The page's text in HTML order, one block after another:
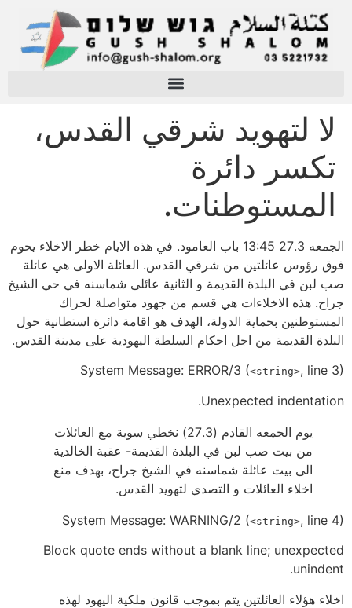
لا لتهويد شرقي القدس،
تكسر دائرة
المستوطنات.
الجمعه 27.3 13:45 باب العامود. في هذه الايام خطر الاخلاء يحوم
فوق رؤوس عائلتين من شرقي القدس. العائلة الاولى هي عائلة
صب لبن في البلدة القديمة و الثانية عائلى شماسنه في حي الشيخ
جراح. هذه الاخلاءات هي قسم من جهود متواصلة لحراك
المستوطنين بحماية الدولة، الهدف هو اقامة دائرة استطانية حول
البلدة القديمة من اجل احكام السلطة اليهودية على مدينة القدس.
System Message: ERROR/3 (<string>, line 3)
Unexpected indentation.
يوم الجمعه القادم (27.3) نخطي سوية مع العائلات
من بيت صب لبن في البلدة القديمة- عقبة الخالدية
الى بيت عائلة شماسنه في الشيخ جراح، بهدف منع
اخلاء العائلات و التصدي لتهويد القدس.
System Message: WARNING/2 (<string>, line 4)
Block quote ends without a blank line; unexpected
unindent.
اخلاء هؤلاء العائلتين يتم بموجب قانون ملكية اليهود لهذه